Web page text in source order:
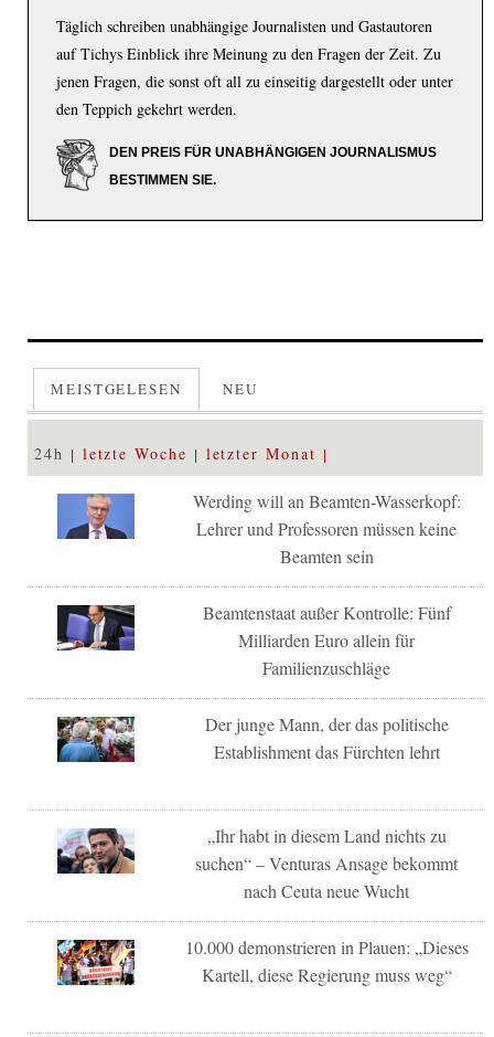
Täglich schreiben unabhängige Journalisten und Gastautoren
auf Tichys Einblick ihre Meinung zu den Fragen der Zeit. Zu
jenen Fragen, die sonst oft all zu einseitig dargestellt oder unter
den Teppich gekehrt werden.
DEN PREIS FÜR UNABHÄNGIGEN JOURNALISMUS
BESTIMMEN SIE.
MEISTGELESEN NEU
24h letzte Woche letzter Monat
Werding will an Beamten-Wasserkopf:
Lehrer und Professoren müssen keine
Beamten sein
Beamtenstaat außer Kontrolle: Fünf
Milliarden Euro allein für
Familienzuschläge
Der junge Mann, der das politische
Establishment das Fürchten lehrt
„Ihr habt in diesem Land nichts zu
suchen“ – Venturas Ansage bekommt
nach Ceuta neue Wucht
10.000 demonstrieren in Plauen: „Dieses
Kartell, diese Regierung muss weg“